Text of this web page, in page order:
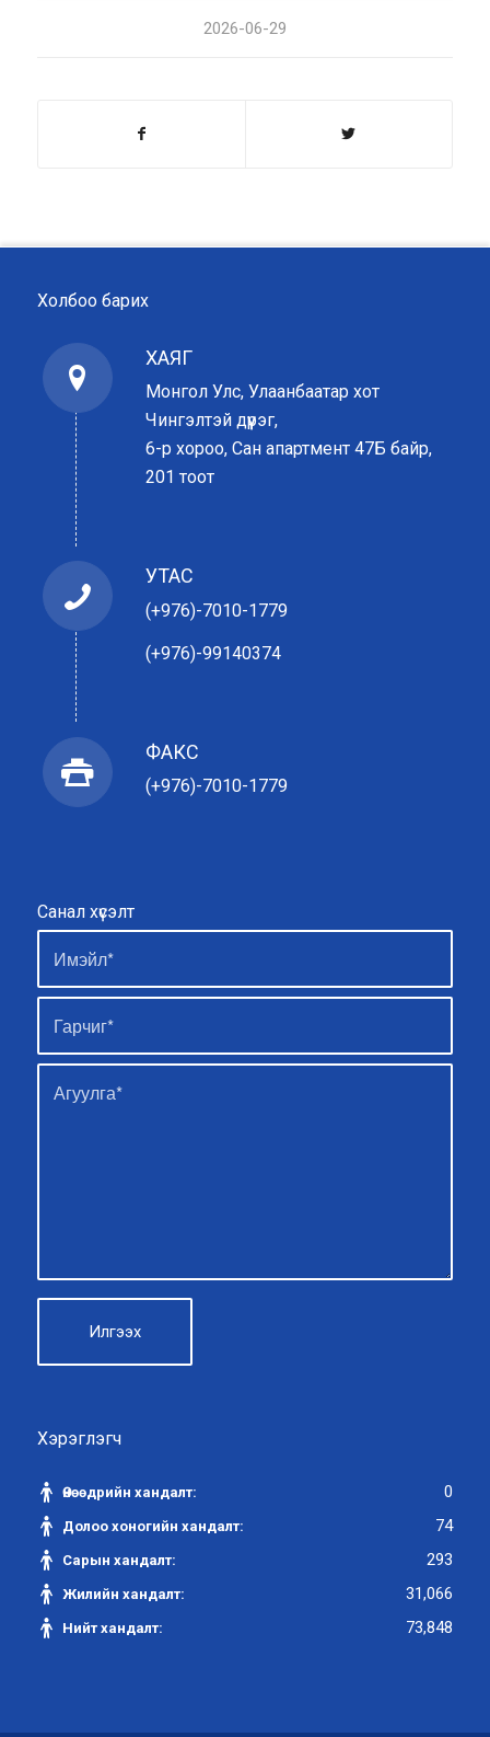
2026-06-29
Холбоо барих
ХАЯГ
Монгол Улс, Улаанбаатар хот
Чингэлтэй дүүрэг,
6-р хороо, Сан апартмент 47Б байр,
201 тоот
УТАС
(+976)-7010-1779
(+976)-99140374
ФАКС
(+976)-7010-1779
Санал хүсэлт
Хэрэглэгч
Өнөөдрийн хандалт: 0
Долоо хоногийн хандалт: 74
Сарын хандалт: 293
Жилийн хандалт: 31,066
Нийт хандалт: 73,848